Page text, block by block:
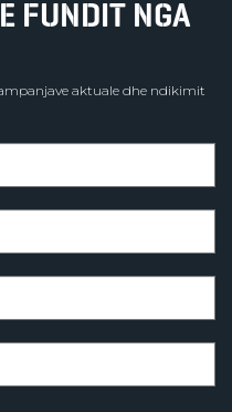
FUNDIT NGA
aktuale dhe ndikimit